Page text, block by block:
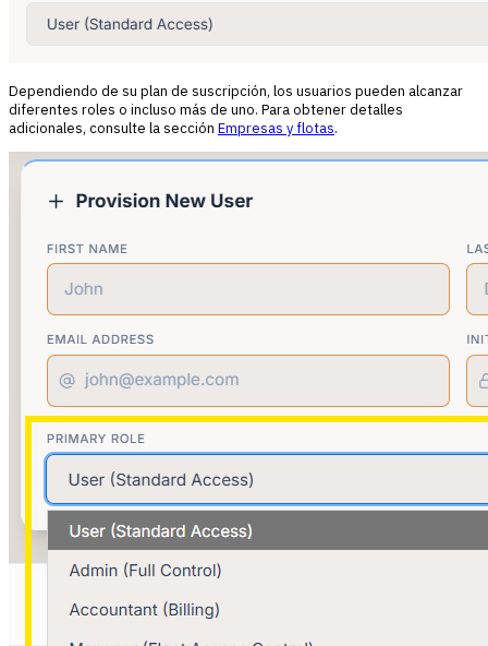
Dependiendo de su plan de suscripción, los usuarios pueden alcanzar
diferentes roles o incluso más de uno. Para obtener detalles
adicionales, consulte la sección Empresas y flotas.